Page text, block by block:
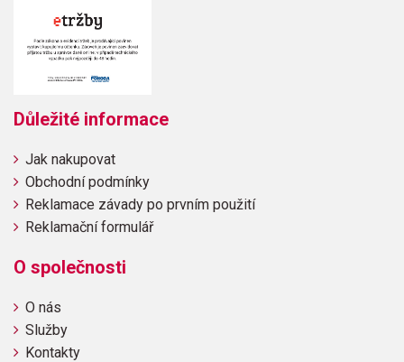
Důležité informace
Jak nakupovat
Obchodní podmínky
Reklamace závady po prvním použití
Reklamační formulář
O společnosti
O nás
Služby
Kontakty